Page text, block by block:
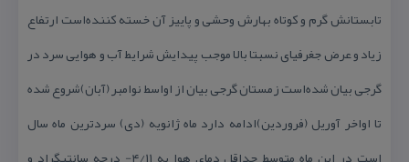
تابستانش گرم و كوتاه بهارش وحشی و پاییز آن خسته كننده‌است ارتفاع
زیاد و عرض جغرفیای نسبتا بالا موجب پیدایش شرایط آب و هوایی سرد در
گرجی بیان شده‌است زمستان گرجی بیان از اواسط نوامبر (آبان)شروع شده
تا اواخر آوریل (فروردین)ادامه دارد ماه ژانویه (دی) سردترین ماه سال